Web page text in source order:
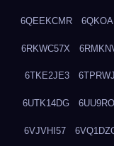
6QEEKCMR
6RKWC57X
6TKE2JE3
6UTK14DG
6VJVHI57